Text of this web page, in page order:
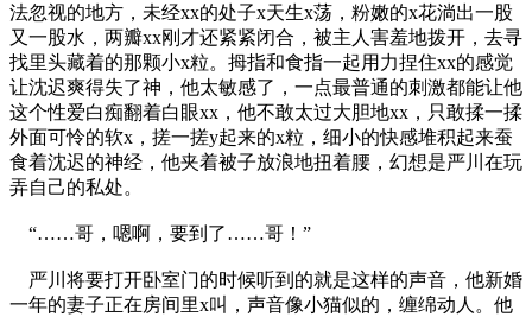
法忽视的地方，未经xx的处子x天生x荡，粉嫩的x花淌出一股
又一股水，两瓣xx刚才还紧紧闭合，被主人害羞地拨开，去寻
找里头藏着的那颗小x粒。拇指和食指一起用力捏住xx的感觉
让沈迟爽得失了神，他太敏感了，一点最普通的刺激都能让他
这个性爱白痴翻着白眼xx，他不敢太过大胆地xx，只敢揉一揉
外面可怜的软x，搓一搓y起来的x粒，细小的快感堆积起来蚕
食着沈迟的神经，他夹着被子放浪地扭着腰，幻想是严川在玩
弄自己的私处。
“……哥，嗯啊，要到了……哥！”
严川将要打开卧室门的时候听到的就是这样的声音，他新婚
一年的妻子正在房间里x叫，声音像小猫似的，缠绵动人。他